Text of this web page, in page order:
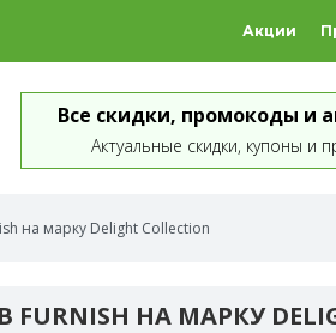
Акции
Все скидки, промокоды и
Актуальные скидки, купоны и
на марку Delight Collection
FURNISH НА МАРКУ